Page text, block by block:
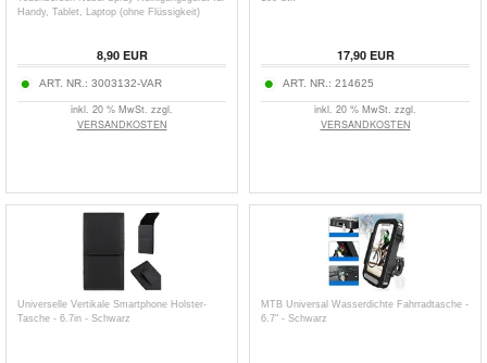
Handy, Tablet, Laptop (ohne Flüssigkeit)
8,90EUR
ART. NR.: 3003132-VAR
inkl. 20 % MwSt. zzgl.
VERSANDKOSTEN
17,90EUR
ART. NR.: 214625
inkl. 20 % MwSt. zzgl.
VERSANDKOSTEN
Universelle Vertikale Smartphone Holster-
Tasche - 6.7in - Schwarz
MTB Universal Wasserdichte Fahrradtasche -
6.7" - Schwarz